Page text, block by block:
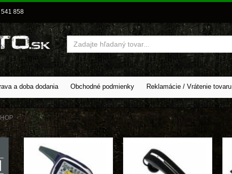
541 858
Vyhľadať
a doba dodania Obchodné podmienky Reklamácie / Vrátenie tovaru